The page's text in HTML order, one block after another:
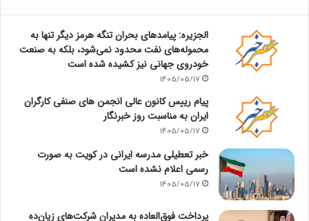
الجزیره: پیامدهای بحران تنگه هرمز دیگر تنها به
محموله‌های نفت محدود نمی‌شود، بلکه به صنعت
خودروی جهانی نیز کشیده شده است
1405/05/17
پیام رییس کانون عالی انجمن های صنفی کارگران
ایران به مناسبت روز خبرنگار
1405/05/17
خبر تعطیلی مدرسه ایرانی در کویت به صورت
رسمی اعلام نشده است
1405/05/17
پرداخت فوق‌العاده به مدیران شرکت‌های زیان‌ده